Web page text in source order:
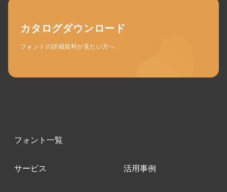
カタログダウンロード
フォントの詳細資料が見たい方へ
フォント一覧
サービス 活用事例